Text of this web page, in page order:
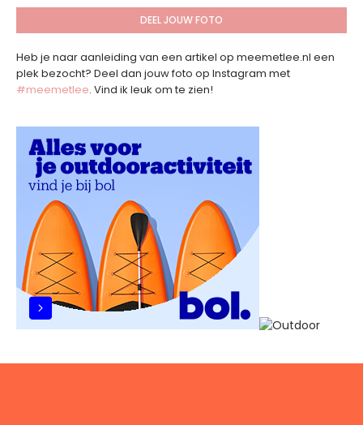
DEEL JOUW FOTO
Heb je naar aanleiding van een artikel op meemetlee.nl een
plek bezocht? Deel dan jouw foto op Instagram met
#meemetlee. Vind ik leuk om te zien!